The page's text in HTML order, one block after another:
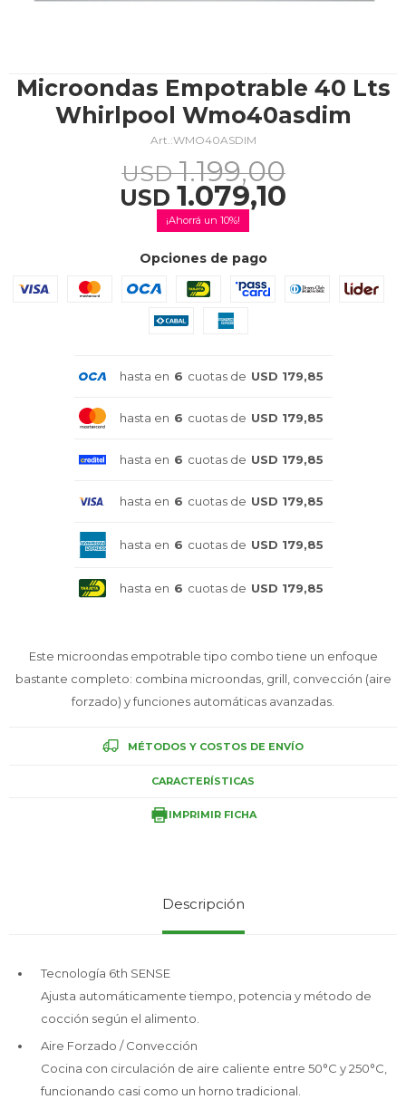
Microondas Empotrable 40 Lts
Whirlpool Wmo40asdim
WMO40ASDIM
USD 1.079,10
USD 1.199,00
10
Opciones de pago
hasta en 6 cuotas de USD 179,85
hasta en 6 cuotas de USD 179,85
hasta en 6 cuotas de USD 179,85
hasta en 6 cuotas de USD 179,85
hasta en 6 cuotas de USD 179,85
hasta en 6 cuotas de USD 179,85
Este microondas empotrable tipo combo tiene un enfoque
bastante completo: combina microondas, grill, convección (aire
forzado) y funciones automáticas avanzadas.
MÉTODOS Y COSTOS DE ENVÍO
CARACTERÍSTICAS
IMPRIMIR FICHA
Descripción
Tecnología 6th SENSE
Ajusta automáticamente tiempo, potencia y método de
cocción según el alimento.
Aire Forzado / Convección
Cocina con circulación de aire caliente entre 50°C y 250°C,
funcionando casi como un horno tradicional.
Cuidado personal
Celulares
Atención Personalizada
Local